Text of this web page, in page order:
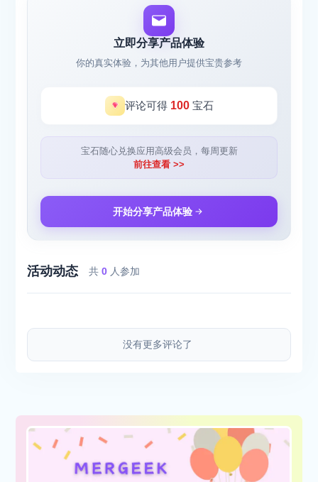
立即分享产品体验
你的真实体验，为其他用户提供宝贵参考
评论可得 100宝石
宝石随心兑换应用高级会员，每周更新
前往查看 >>
开始分享产品体验
活动动态 共0 人参加
没有更多评论了